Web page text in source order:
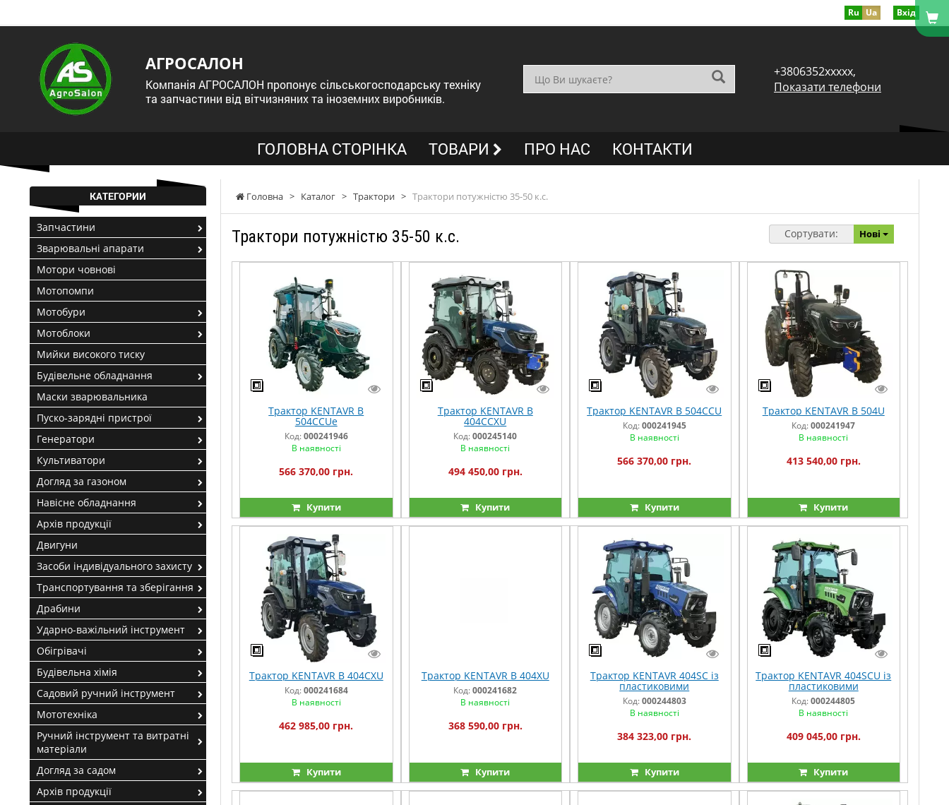
Ru Ua Вхід
АГРОСАЛОН
Компанія АГРОСАЛОН пропонує сільськогосподарську техніку
та запчастини від вітчизняних та іноземних виробників.
+3806352xxxxx,
Показати телефони
ГОЛОВНА СТОРІНКА ТОВАРИ ПРО НАС КОНТАКТИ
Головна > Каталог > Трактори > Трактори потужністю 35-50 к.с.
Трактори потужністю 35-50 к.с. Сортувати: Нові
Трактор KENTAVR B
504CCUe
Код:000241946
В наявності
566 370,00 грн.
Купити
Трактор KENTAVR B
404CCXU
Код:000245140
В наявності
494 450,00 грн.
Купити
Трактор KENTAVR B 504CCU
Код:000241945
В наявності
566 370,00 грн.
Купити
Трактор KENTAVR B 504U
Код:000241947
В наявності
413 540,00 грн.
Купити
Трактор KENTAVR B 404CXU
Код:000241684
В наявності
462 985,00 грн.
Купити
Трактор KENTAVR B 404XU
Код:000241682
В наявності
368 590,00 грн.
Купити
Трактор KENTAVR 404SC із
пластиковими
органайзерами
Код:000244803
В наявності
384 323,00 грн.
Купити
Трактор KENTAVR 404SCU із
пластиковими
органайзерами
Код:000244805
В наявності
409 045,00 грн.
Купити
КАТЕГОРИИ
Запчастини
Зварювальні апарати
Мотори човнові
Мотопомпи
Мотобури
Мотоблоки
Мийки високого тиску
Будівельне обладнання
Маски зварювальника
Пуско-зарядні пристрої
Генератори
Культиватори
Догляд за газоном
Навісне обладнання
Архів продукції
Двигуни
Засоби індивідуального захисту
Транспортування та зберігання
Драбини
Ударно-важільний інструмент
Обігрівачі
Будівельна хімія
Садовий ручний інструмент
Мототехніка
Ручний інструмент та витратні
матеріали
Догляд за садом
Архів продукції